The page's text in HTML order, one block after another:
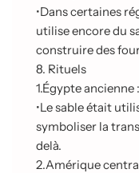
•Dans certaines
utilise encore du
construire des
8. Rituels
1.Égypte ancienne :
•Le sable était
symboliser la
delà.
2.Amérique